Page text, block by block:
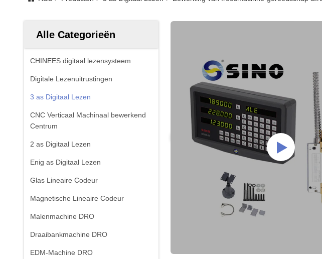
Alle Categorieën
CHINEES digitaal lezensysteem
Digitale Lezenuitrustingen
3 as Digitaal Lezen
CNC Verticaal Machinaal bewerkend
Centrum
2 as Digitaal Lezen
Enig as Digitaal Lezen
Glas Lineaire Codeur
Magnetische Lineaire Codeur
Malenmachine DRO
Draaibankmachine DRO
EDM-Machine DRO